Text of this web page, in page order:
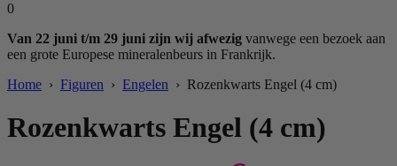
0
Van 22 juni t/m 29 juni zijn wij afwezig vanwege een bezoek aan
een grote Europese mineralenbeurs in Frankrijk.
Home › Figuren › Engelen › Rozenkwarts Engel (4 cm)
Rozenkwarts Engel (4 cm)